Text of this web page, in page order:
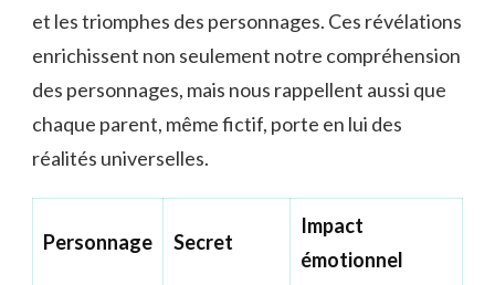
et les triomphes des personnages. Ces révélations
enrichissent non seulement notre compréhension
des personnages, mais nous rappellent aussi que
chaque parent, même fictif, porte en lui des
réalités universelles.
Personnage Secret
Impact
émotionnel